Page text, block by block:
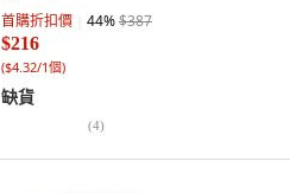
首購折扣價 44%$387
$216
($4.32/1個)
缺貨
(4)